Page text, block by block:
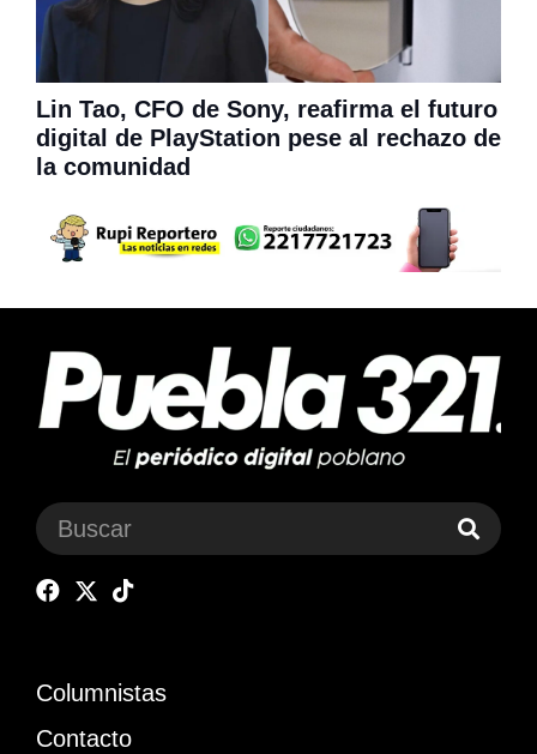
Lin Tao, CFO de Sony, reafirma el futuro
digital de PlayStation pese al rechazo de
la comunidad
Columnistas
Contacto